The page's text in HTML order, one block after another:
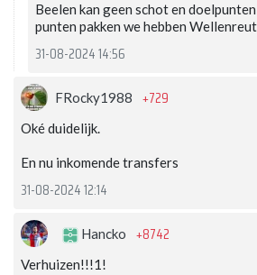
Beelen kan geen schot en
punten pakken we hebben
31-08-2024 14:56
FRocky1988 +729
Oké duidelijk.
En nu inkomende transfers
31-08-2024 12:14
Hancko +8742
Verhuizen!!!1!